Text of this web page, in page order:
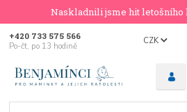
Naskladnili jsme hit letošního
CZK
+420 733 575 566
Po-čt, po 13 hodině